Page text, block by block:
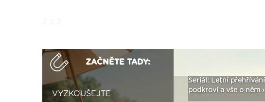
ZAČNĚTE TADY:
VYZKOUŠEJTE
Není polystyren? My ho
seženeme! ›
podkroví a vše o něm ›
Polystyrenová panika
naplno zasáhla Česko ›